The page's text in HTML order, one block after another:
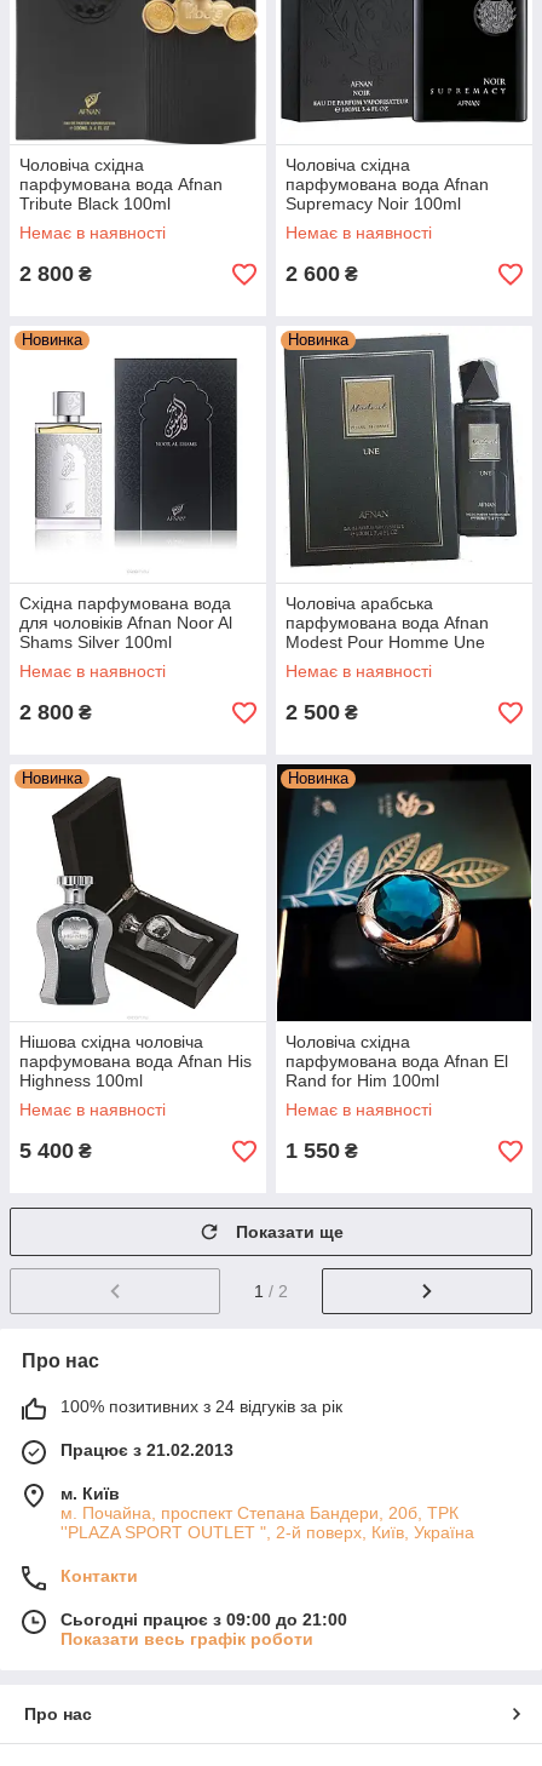
Чоловіча східна
парфумована вода Afnan
Tribute Black 100ml
Немає в наявності
2 800 ₴
Чоловіча східна
парфумована вода Afnan
Supremacy Noir 100ml
Немає в наявності
2 600 ₴
Новинка
Східна парфумована вода
для чоловіків Afnan Noor Al
Shams Silver 100ml
Немає в наявності
2 800 ₴
Новинка
Чоловіча арабська
парфумована вода Afnan
Modest Pour Homme Une
100ml
Немає в наявності
2 500 ₴
Новинка
Нішова східна чоловіча
парфумована вода Afnan His
Highness 100ml
Немає в наявності
5 400 ₴
Новинка
Чоловіча східна
парфумована вода Afnan El
Rand for Him 100ml
Немає в наявності
1 550 ₴
Показати ще
1 / 2
Про нас
100% позитивних з 24 відгуків за рік
Працює з 21.02.2013
м. Київ
м. Почайна, проспект Степана Бандери, 20б, ТРК
''PLAZA SPORT OUTLET ", 2-й поверх, Київ, Україна
Контакти
Сьогодні працює з 09:00 до 21:00
Показати весь графік роботи
Про нас